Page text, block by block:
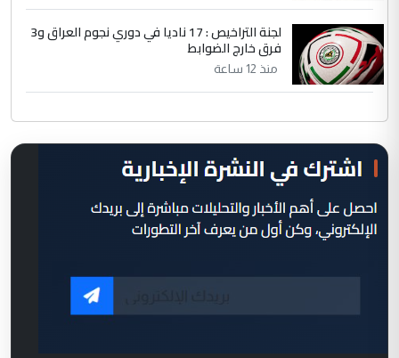
لجنة التراخيص : 17 ناديا في دوري نجوم العراق و3
فرق خارج الضوابط
منذ 12 ساعة